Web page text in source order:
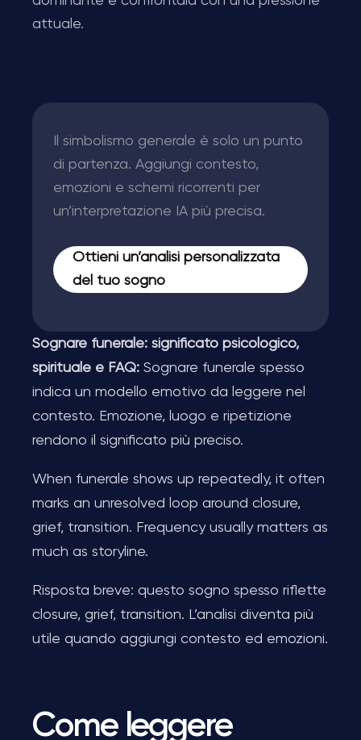
attuale.
Il simbolismo generale è solo un punto
di partenza. Aggiungi contesto,
emozioni e schemi ricorrenti per
un’interpretazione IA più precisa.
Ottieni un’analisi personalizzata
del tuo sogno
Sognare funerale: significato psicologico,
spirituale e FAQ: Sognare funerale spesso
indica un modello emotivo da leggere nel
contesto. Emozione, luogo e ripetizione
rendono il significato più preciso.
When funerale shows up repeatedly, it often
marks an unresolved loop around closure,
grief, transition. Frequency usually matters as
much as storyline.
Risposta breve: questo sogno spesso riflette
closure, grief, transition. L’analisi diventa più
utile quando aggiungi contesto ed emozioni.
Come leggere